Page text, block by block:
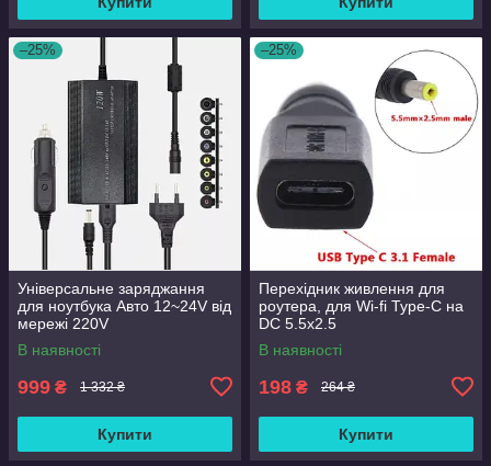
–25%
Універсальне заряджання
для ноутбука Авто 12~24V від
мережі 220V
В наявності
999 ₴ 1 332 ₴
Купити
–25%
Перехідник живлення для
роутера, для Wi-fi Type-C на
DC 5.5х2.5
В наявності
198 ₴ 264 ₴
Купити